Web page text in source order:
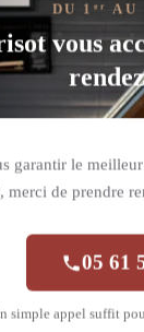
DU 1 er AU
vous
garantir le
merci de prendre
05 61
simple appel suffit